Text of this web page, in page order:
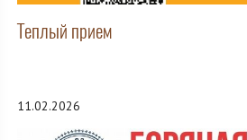
Теплый прием
11.02.2026